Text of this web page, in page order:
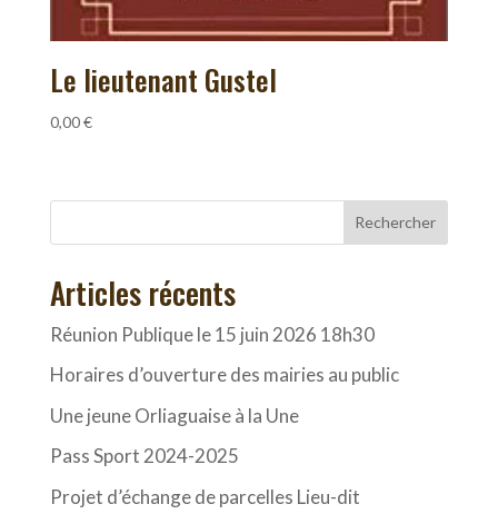
Le lieutenant Gustel
0,00€
Rechercher
Articles récents
Réunion Publique le 15 juin 2026 18h30
Horaires d’ouverture des mairies au public
Une jeune Orliaguaise à la Une
Pass Sport 2024-2025
Projet d’échange de parcelles Lieu-dit